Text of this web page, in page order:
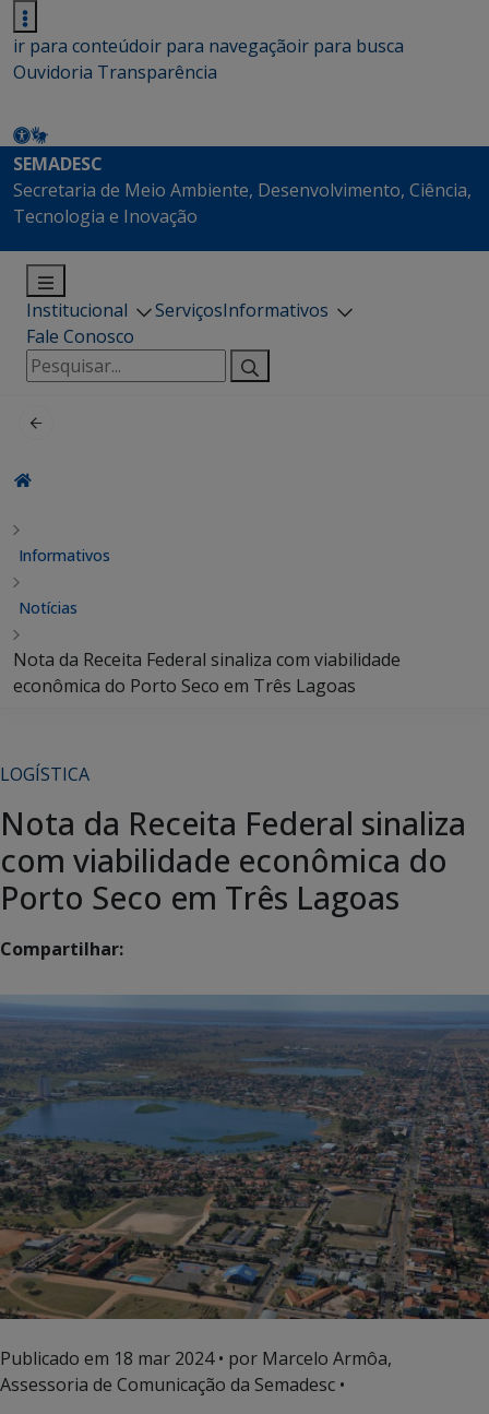
ir para conteúdoir para navegaçãoir para busca
Ouvidoria Transparência
SEMADESC
Secretaria de Meio Ambiente, Desenvolvimento, Ciência,
Tecnologia e Inovação
Institucional ServiçosInformativos
Fale Conosco
Pesquisar
por:
Informativos
Notícias
Nota da Receita Federal sinaliza com viabilidade
econômica do Porto Seco em Três Lagoas
LOGÍSTICA
Nota da Receita Federal sinaliza
com viabilidade econômica do
Porto Seco em Três Lagoas
Compartilhar:
Publicado em 18 mar 2024• por Marcelo Armôa,
Assessoria de Comunicação da Semadesc •